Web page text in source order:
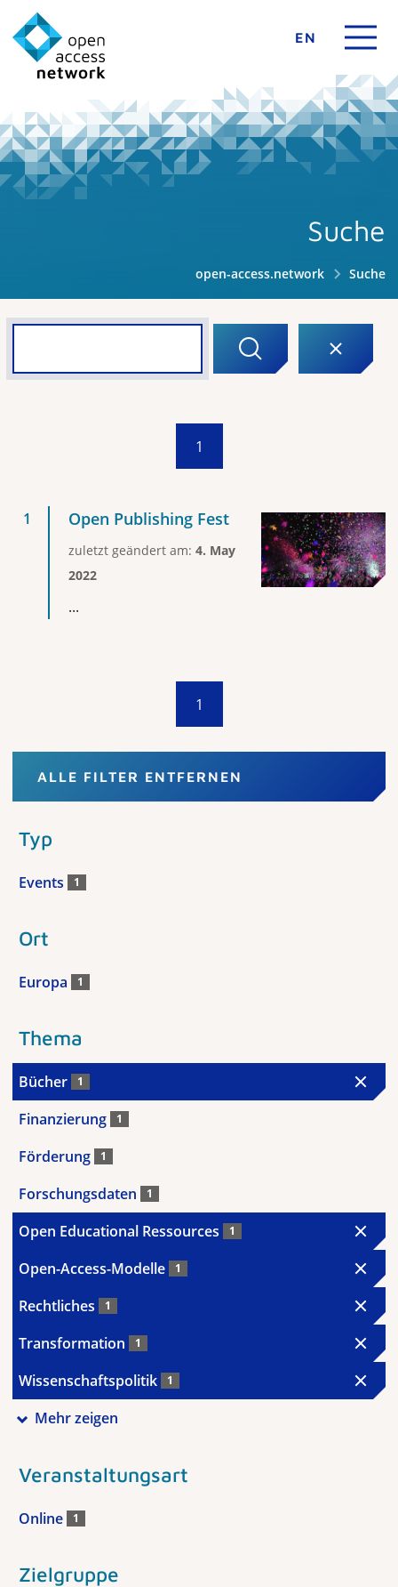
EN
Suche
open-access.network Suche
1
Open Publishing Fest
zuletzt geändert am: 4. May
2022
...
1
ALLE FILTER ENTFERNEN
Typ
Events 1
Ort
Europa 1
Thema
Bücher 1
Finanzierung 1
Förderung 1
Forschungsdaten 1
Open Educational Ressources 1
Open-Access-Modelle 1
Rechtliches 1
Transformation 1
Wissenschaftspolitik 1
Mehr zeigen
Veranstaltungsart
Online 1
Zielgruppe